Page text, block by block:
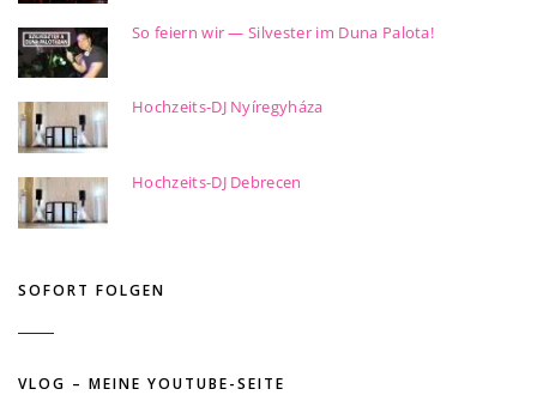
So feiern wir — Silvester im Duna Palota!
Hochzeits-DJ Nyíregyháza
Hochzeits-DJ Debrecen
SOFORT FOLGEN
VLOG – MEINE YOUTUBE-SEITE